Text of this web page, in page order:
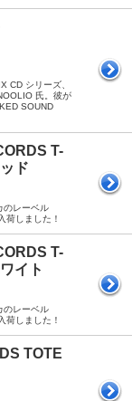
CD シリーズ、
氏。彼が
SOUND
T-
ド
のレーベル
荷しました！
T-
イト
のレーベル
荷しました！
TOTE